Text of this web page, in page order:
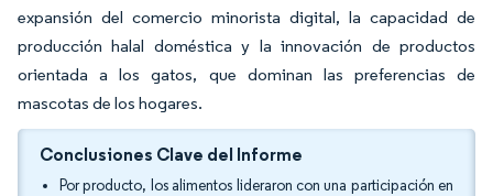
expansión del comercio minorista digital, la capacidad de
producción halal doméstica y la innovación de productos
orientada a los gatos, que dominan las preferencias de
mascotas de los hogares.
Conclusiones Clave del Informe
Por producto, los alimentos lideraron con una participación en